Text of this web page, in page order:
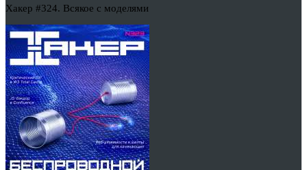
Хакер #324. Всякое с моделями